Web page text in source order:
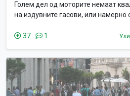
компонента на овој предлог е
еколошката.
Голем дел од моторите немаат
на издувните гасови, или намерно
при нивно побрзо возење во
37 1